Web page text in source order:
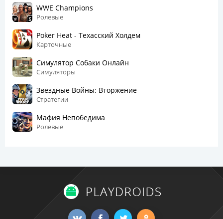
WWE Champions
Ролевые
Poker Heat - Техасский Холдем
Карточные
Симулятор Собаки Онлайн
Симуляторы
Звездные Войны: Вторжение
Стратегии
Мафия Непобедима
Ролевые